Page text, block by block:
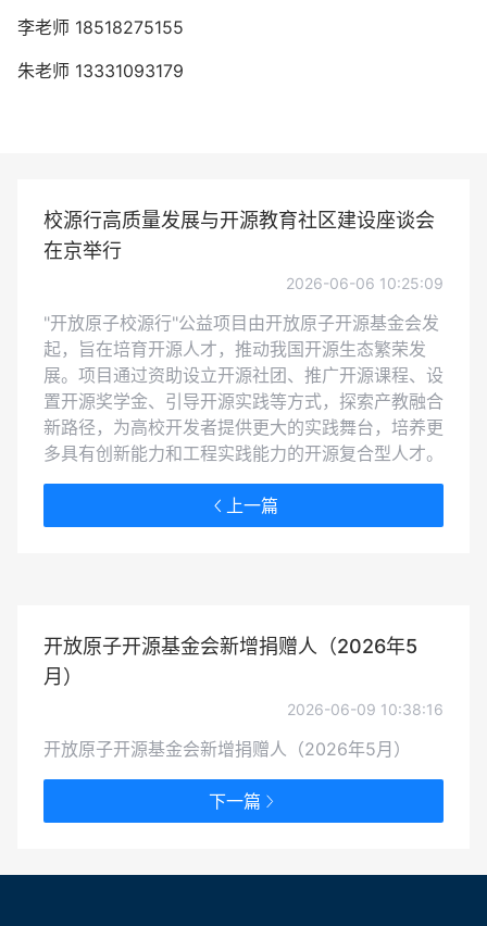
李老师 18518275155
朱老师 13331093179
校源行高质量发展与开源教育社区建设座谈会
在京举行
2026-06-06 10:25:09
"开放原子校源行"公益项目由开放原子开源基金会发
起，旨在培育开源人才，推动我国开源生态繁荣发
展。项目通过资助设立开源社团、推广开源课程、设
置开源奖学金、引导开源实践等方式，探索产教融合
新路径，为高校开发者提供更大的实践舞台，培养更
多具有创新能力和工程实践能力的开源复合型人才。
上一篇
开放原子开源基金会新增捐赠人（2026年5
月）
2026-06-09 10:38:16
开放原子开源基金会新增捐赠人（2026年5月）
下一篇